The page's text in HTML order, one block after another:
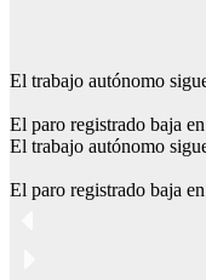
El trabajo autónomo
El paro registrado baja
El trabajo autónomo
El paro registrado baja